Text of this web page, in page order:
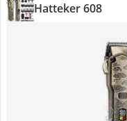
Hatteker 608